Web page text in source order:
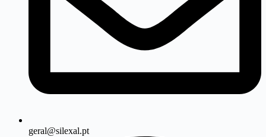
geral@silexal.pt